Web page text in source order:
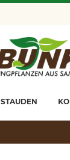
STAUDEN